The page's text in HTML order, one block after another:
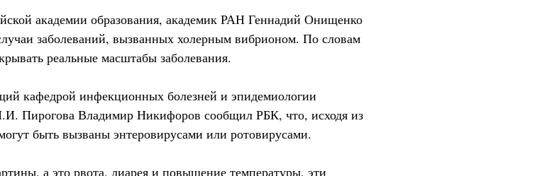
академии образования, академик РАН Геннадий Онищенко
заболеваний, вызванных холерным вибрионом. По словам
реальные масштабы заболевания.
кафедрой инфекционных болезней и эпидемиологии
Пирогова Владимир Никифоров сообщил РБК, что, исходя из
быть вызваны энтеровирусами или ротовирусами.
а это рвота, диарея и повышение температуры, эти